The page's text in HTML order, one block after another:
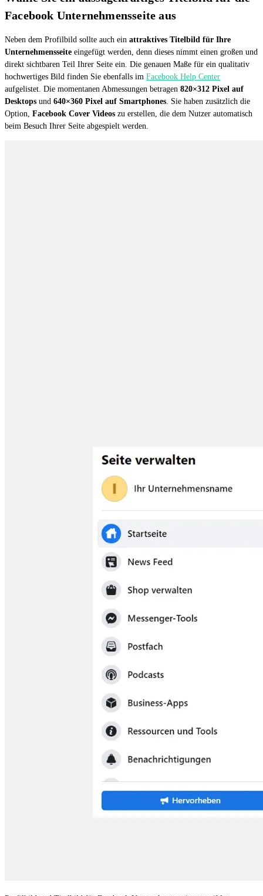
Facebook Unternehmensseite aus
Neben dem Profilbild sollte auch ein attraktives Titelbild für Ihre
Unternehmensseite eingefügt werden, denn dieses nimmt einen großen und
direkt sichtbaren Teil Ihrer Seite ein. Die genauen Maße für ein qualitativ
hochwertiges Bild finden Sie ebenfalls im Facebook Help Center
aufgelistet. Die momentanen Abmessungen betragen 820×312 Pixel auf
Desktops und 640×360 Pixel auf Smartphones. Sie haben zusätzlich die
Option, Facebook Cover Videos zu erstellen, die dem Nutzer automatisch
beim Besuch Ihrer Seite abgespielt werden.